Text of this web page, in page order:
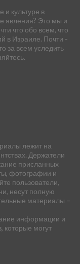
и культуре в
явления? Это мы и
что обо всем, что
в Израиле. Почти -
за всем уследить
лежит на
Держатели
присланных
фотографии и
пользователи,
несут полную
материалы –
информации и
которые могут